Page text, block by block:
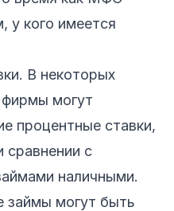
у кого имеется
В некоторых
фирмы могут
процентные ставки,
сравнении с
наличными.
займы могут быть